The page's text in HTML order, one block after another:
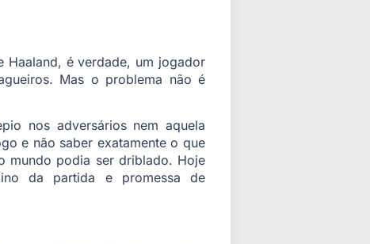
Haaland, é verdade, um jogador
Mas o problema não é
nos adversários nem aquela
e não saber exatamente o que
mundo podia ser driblado. Hoje
da partida e promessa de